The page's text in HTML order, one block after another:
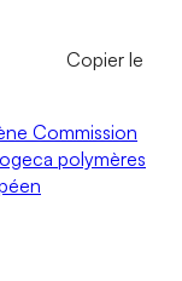
Copier le
Commission
polymères